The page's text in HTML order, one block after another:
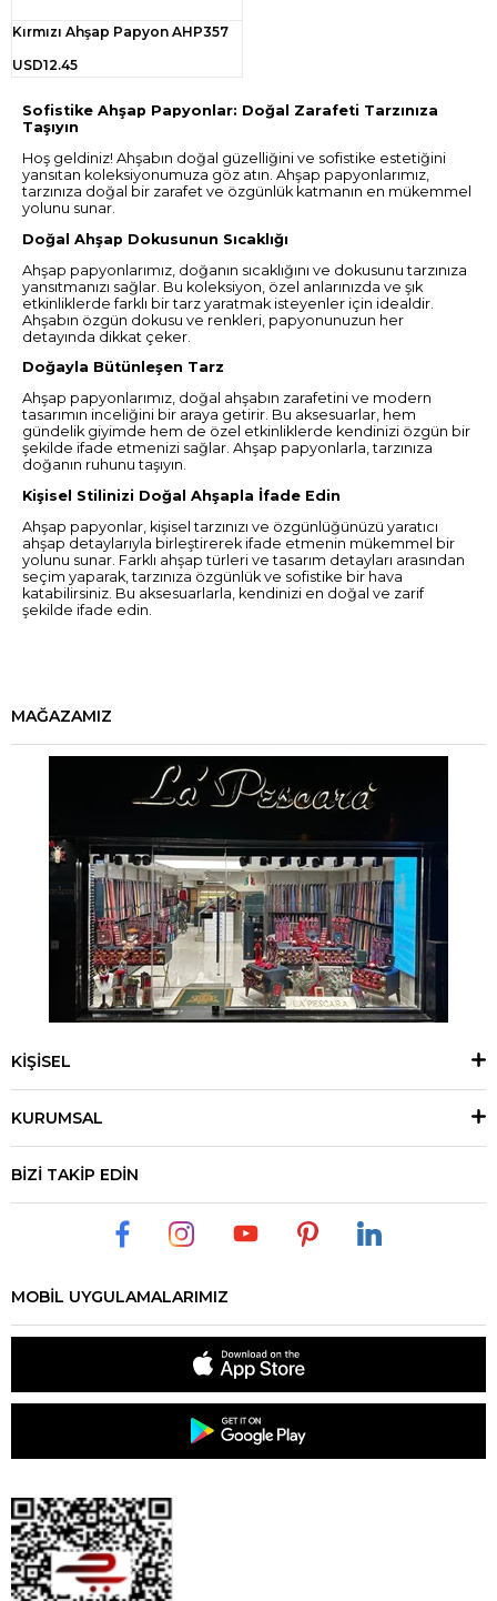
Kırmızı Ahşap Papyon AHP357
USD12.45
Sofistike Ahşap Papyonlar: Doğal Zarafeti Tarzınıza
Taşıyın
Hoş geldiniz! Ahşabın doğal güzelliğini ve sofistike estetiğini
yansıtan koleksiyonumuza göz atın. Ahşap papyonlarımız,
tarzınıza doğal bir zarafet ve özgünlük katmanın en mükemmel
yolunu sunar.
Doğal Ahşap Dokusunun Sıcaklığı
Ahşap papyonlarımız, doğanın sıcaklığını ve dokusunu tarzınıza
yansıtmanızı sağlar. Bu koleksiyon, özel anlarınızda ve şık
etkinliklerde farklı bir tarz yaratmak isteyenler için idealdir.
Ahşabın özgün dokusu ve renkleri, papyonunuzun her
detayında dikkat çeker.
Doğayla Bütünleşen Tarz
Ahşap papyonlarımız, doğal ahşabın zarafetini ve modern
tasarımın inceliğini bir araya getirir. Bu aksesuarlar, hem
gündelik giyimde hem de özel etkinliklerde kendinizi özgün bir
şekilde ifade etmenizi sağlar. Ahşap papyonlarla, tarzınıza
doğanın ruhunu taşıyın.
Kişisel Stilinizi Doğal Ahşapla İfade Edin
Ahşap papyonlar, kişisel tarzınızı ve özgünlüğünüzü yaratıcı
ahşap detaylarıyla birleştirerek ifade etmenin mükemmel bir
yolunu sunar. Farklı ahşap türleri ve tasarım detayları arasından
seçim yaparak, tarzınıza özgünlük ve sofistike bir hava
katabilirsiniz. Bu aksesuarlarla, kendinizi en doğal ve zarif
şekilde ifade edin.
MAĞAZAMIZ
KİŞİSEL
KURUMSAL
BİZİ TAKİP EDİN
MOBİL UYGULAMALARIMIZ